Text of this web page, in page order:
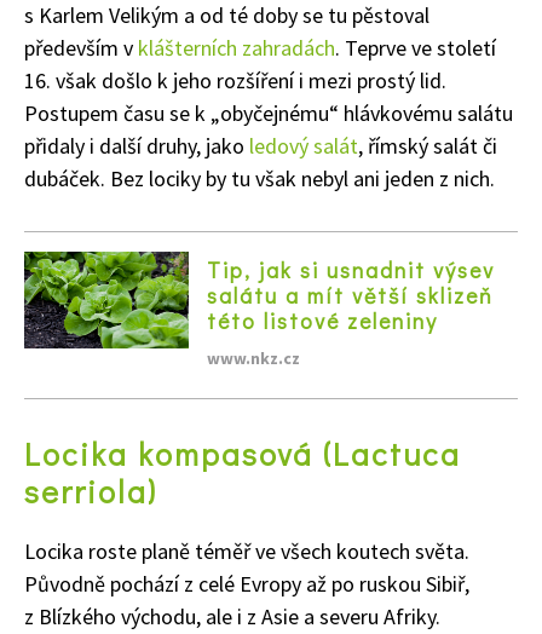
s Karlem Velikým a od té doby se tu pěstoval
především v klášterních zahradách. Teprve ve století
16. však došlo k jeho rozšíření i mezi prostý lid.
Postupem času se k „obyčejnému“ hlávkovému salátu
přidaly i další druhy, jako ledový salát, římský salát či
dubáček. Bez lociky by tu však nebyl ani jeden z nich.
Tip, jak si usnadnit výsev
salátu a mít větší sklizeň
této listové zeleniny
www.nkz.cz
Locika kompasová (Lactuca
serriola)
Locika roste planě téměř ve všech koutech světa.
Původně pochází z celé Evropy až po ruskou Sibiř,
z Blízkého východu, ale i z Asie a severu Afriky.